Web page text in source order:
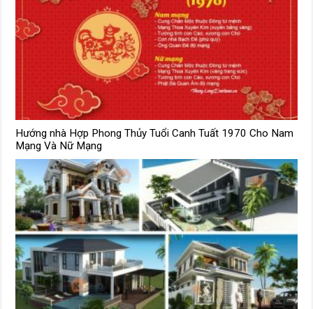
Hướng nhà Hợp Phong Thủy Tuổi Canh Tuất 1970 Cho Nam
Mạng Và Nữ Mạng